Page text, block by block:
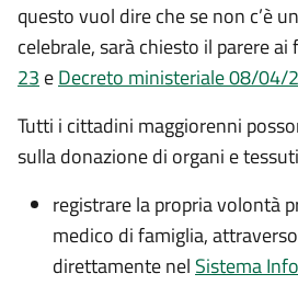
questo vuol dire che se non c’è
celebrale, sarà chiesto il parereai
23 eDecreto ministeriale 08/04/
Tutti i cittadini maggiorenni
sulla donazione di organi e
registrare la propria volontà
medico di famiglia,
direttamente nel Sistema